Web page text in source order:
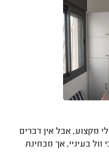
מקצוע, אבל אין דברים
בעיניי, אך מבחינת